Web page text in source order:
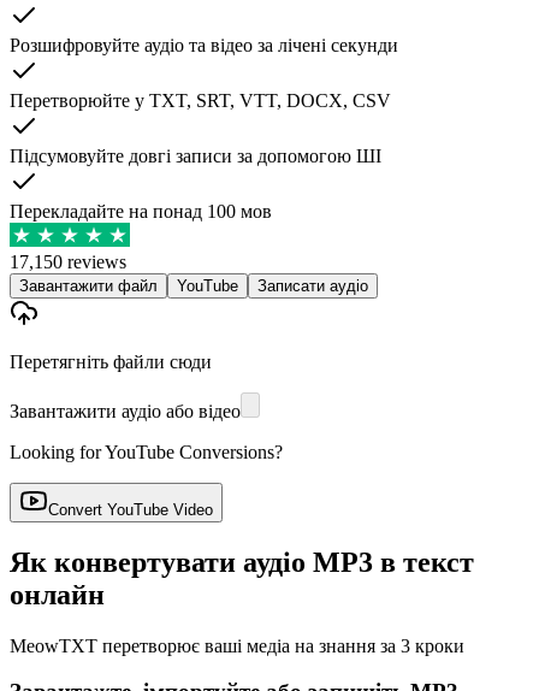
Розшифровуйте аудіо та відео за лічені секунди
Перетворюйте у TXT, SRT, VTT, DOCX, CSV
Підсумовуйте довгі записи за допомогою ШІ
Перекладайте на понад 100 мов
17,150 reviews
Завантажити файл YouTube Записати аудіо
Перетягніть файли сюди
Завантажити аудіо або відео
Looking for YouTube Conversions?
Convert YouTube Video
Як конвертувати аудіо MP3 в текст
онлайн
MeowTXT перетворює ваші медіа на знання за 3 кроки